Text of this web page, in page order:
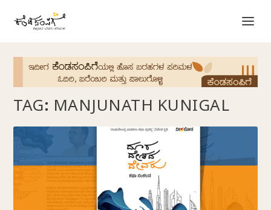
TAG: MANJUNATH KUNIGAL